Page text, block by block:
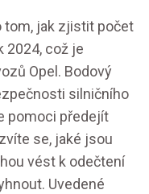
tom, jak zjistit počet
2024, což je
Opel. Bodový
silničního
pomoci předejít
se, jaké jsou
vést k odečtení
Uvedené